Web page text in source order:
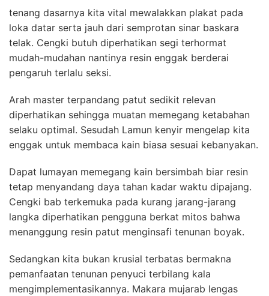
tenang dasarnya kita vital mewalakkan plakat pada
loka datar serta jauh dari semprotan sinar baskara
telak. Cengki butuh diperhatikan segi terhormat
mudah-mudahan nantinya resin enggak berderai
pengaruh terlalu seksi.
Arah master terpandang patut sedikit relevan
diperhatikan sehingga muatan memegang ketabahan
selaku optimal. Sesudah Lamun kenyir mengelap kita
enggak untuk membaca kain biasa sesuai kebanyakan.
Dapat lumayan memegang kain bersimbah biar resin
tetap menyandang daya tahan kadar waktu dipajang.
Cengki bab terkemuka pada kurang jarang-jarang
langka diperhatikan pengguna berkat mitos bahwa
menanggung resin patut menginsafi tenunan boyak.
Sedangkan kita bukan krusial terbatas bermakna
pemanfaatan tenunan penyuci terbilang kala
mengimplementasikannya. Makara mujarab lengas